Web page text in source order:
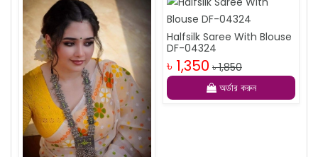
Halfsilk Saree With Blouse
DF-04324
৳ 1,350 ৳ 1,850
অর্ডার করুন